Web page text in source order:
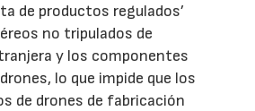
de productos regulados’
no tripulados de
y los componentes
lo que impide que los
de drones de fabricación